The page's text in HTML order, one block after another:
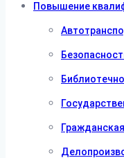
Повышение